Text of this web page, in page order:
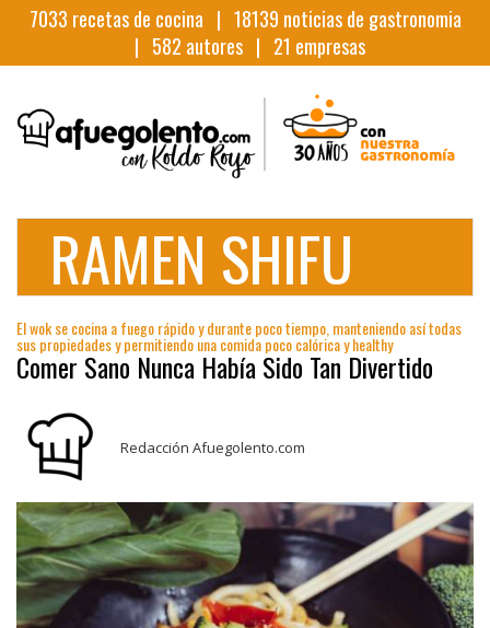
7033 recetas de cocina | 18139 noticias de gastronomia
| 582 autores | 21 empresas
RAMEN SHIFU
El wok se cocina a fuego rápido y durante poco tiempo, manteniendo así todas
sus propiedades y permitiendo una comida poco calórica y healthy
Comer Sano Nunca Había Sido Tan Divertido
Redacción Afuegolento.com